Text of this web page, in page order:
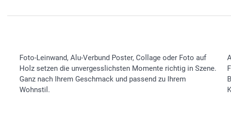
Foto-Leinwand, Alu-Verbund Poster, Collage oder Foto auf
Holz setzen die unvergesslichsten Momente richtig in Szene.
Ganz nach Ihrem Geschmack und passend zu Ihrem
Wohnstil.